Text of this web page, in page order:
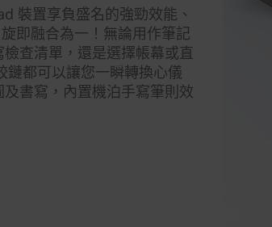
裝置享負盛名的強勁效能、
即融合為一！無論用作筆記
查清單，還是選擇帳幕或直
鏈都可以讓您一瞬轉換心儀
書寫，內置機泊手寫筆則效